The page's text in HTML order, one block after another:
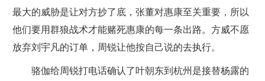
最大的威胁是让对方抄了底，张董对惠康至关重要，所以
他们要用群狼战术才能赌死惠康的每一条出路。方威不愿
放弃刘宇凡的订单，周锐让他按自己说的去执行。
骆伽给周锐打电话确认了叶朝东到杭州是接替杨露的